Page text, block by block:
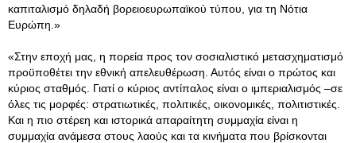
καπιταλισμό δηλαδή βορειοευρωπαϊκού τύπου, για τη Νότια
Ευρώπη.»
«Στην εποχή μας, η πορεία προς τον σοσιαλιστικό μετασχηματισμό
προϋποθέτει την εθνική απελευθέρωση. Αυτός είναι ο πρώτος και
κύριος σταθμός. Γιατί ο κύριος αντίπαλος είναι ο ιμπεριαλισμός –σε
όλες τις μορφές: στρατιωτικές, πολιτικές, οικονομικές, πολιτιστικές.
Και η πιο στέρεη και ιστορικά απαραίτητη συμμαχία είναι η
συμμαχία ανάμεσα στους λαούς και τα κινήματα που βρίσκονται